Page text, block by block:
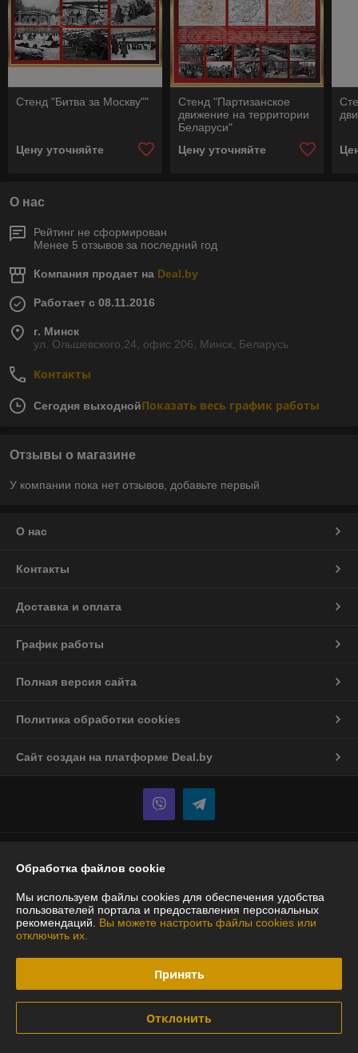
Стенд "Битва за Москву""
Цену уточняйте
Стенд "Партизанское
движение на территории
Беларуси"
Цену уточняйте
О нас
Рейтинг не сформирован
Менее 5 отзывов за последний год
Компания продает на Deal.by
Работает с 08.11.2016
г. Минск
ул. Ольшевского,24, офис 206, Минск, Беларусь
Контакты
Сегодня выходнойПоказать весь график работы
Отзывы о магазине
У компании пока нет отзывов, добавьте первый
О нас
Контакты
Доставка и оплата
График работы
Полная версия сайта
Политика обработки cookies
Сайт создан на платформе Deal.by
220073, г. Минск, ул. Ольшевского, д.24, офис 206
Регистрационный номер ЕГР: 191349774
Регистрационный орган: Мингорисполком
Местонахождение книги жалоб и предложений: г. Минск, ул.
Ольшевского,24, офис 206
Обработка файлов cookie
Мы используем файлы cookies для обеспечения удобства
пользователей портала и предоставления персональных
рекомендаций. Вы можете настроить файлы cookies или
отключить их.
Принять
Отклонить